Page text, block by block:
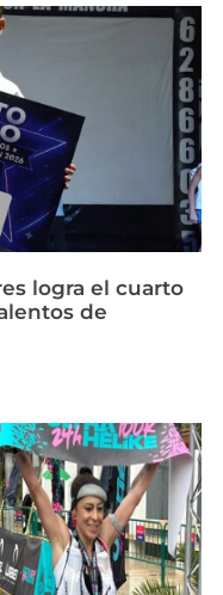
logra el cuarto
de